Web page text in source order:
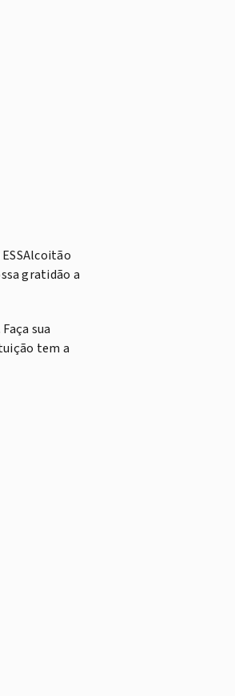
gratidão a
sua
tem a